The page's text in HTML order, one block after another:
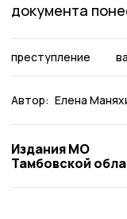
документа
преступление
Автор: Елена
Издания МО
Тамбовской